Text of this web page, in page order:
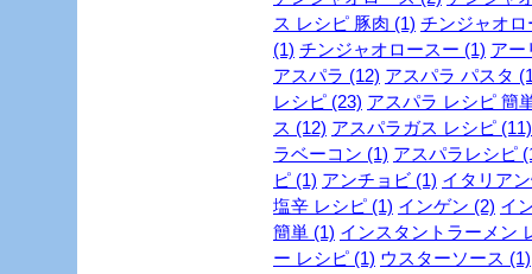
ス レシピ 豚肉 (1) チンジャオ
(1) チンジャオロースー (1) アー
アスパラ (12) アスパラ パスタ
レシピ (23) アスパラ レシピ 簡
ス (12) アスパラガス レシピ (11)
ラベーコン (1) アスパラレシピ
ピ (1) アンチョビ (1) イタリア
塩辛 レシピ (1) インゲン (2) イ
簡単 (1) インスタントラーメン
ー レシピ (1) ウスターソース (1)